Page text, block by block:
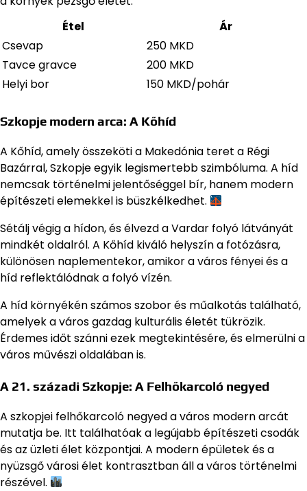
Étel
Ár
Csevap
250 MKD
Tavce gravce
200 MKD
Helyi bor
150 MKD/pohár
Szkopje modern arca: A Kőhíd
A Kőhíd, amely összeköti a Makedónia teret a Régi
Bazárral, Szkopje egyik legismertebb szimbóluma. A híd
nemcsak történelmi jelentőséggel bír, hanem modern
építészeti elemekkel is büszkélkedhet.
Sétálj végig a hídon, és élvezd a Vardar folyó látványát
mindkét oldalról. A Kőhíd kiváló helyszín a fotózásra,
különösen naplementekor, amikor a város fényei és a
híd reflektálódnak a folyó vízén.
A híd környékén számos szobor és műalkotás található,
amelyek a város gazdag kulturális életét tükrözik.
Érdemes időt szánni ezek megtekintésére, és elmerülni a
város művészi oldalában is.
A 21. századi Szkopje: A Felhőkarcoló negyed
A szkopjei felhőkarcoló negyed a város modern arcát
mutatja be. Itt találhatóak a legújabb építészeti csodák
és az üzleti élet központjai. A modern épületek és a
nyüzsgő városi élet kontrasztban áll a város történelmi
részével.